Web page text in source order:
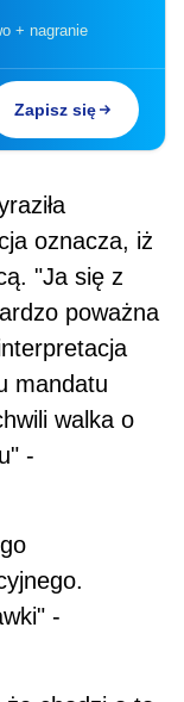
+ nagranie
Zapisz się
oznacza, iż
"Ja się z
poważna
mandatu
walka o
-
-